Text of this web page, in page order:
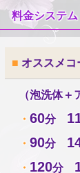
料金システム
■ オススメコ
（泡洗体＋
・ 60分
・ 90分
・ 120分